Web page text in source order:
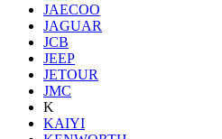
JAECOO
JAGUAR
JCB
JEEP
JETOUR
JMC
K
KAIYI